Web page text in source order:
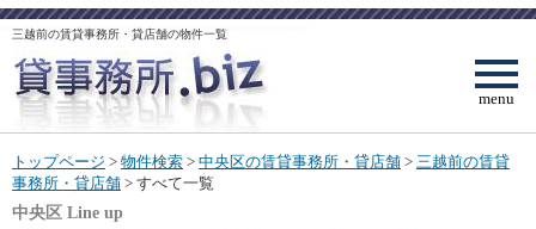
三越前の賃貸事務所・貸店舗の物件一覧
menu
トップページ > 物件検索 > 中央区の賃貸事務所・貸店舗 > 三越前の賃貸
事務所・貸店舗 > すべて一覧
中央区 Line up